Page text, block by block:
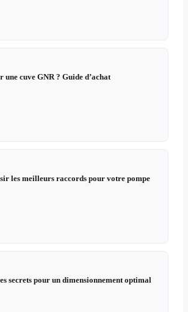
une cuve GNR ? Guide d’achat
les meilleurs raccords pour votre pompe
secrets pour un dimensionnement optimal